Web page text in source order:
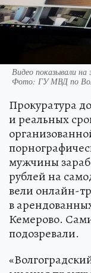
Видео показывали
Фото: ГУ МВД по
Прокуратура
и реальных
мужчины
рублей на
вели онлайн-
в
Кемерово.
подозревали.